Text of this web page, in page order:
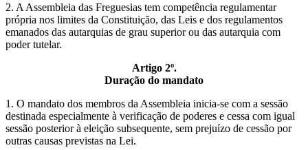
2. A Assembleia das Freguesias tem competência regulamentar
própria nos limites da Constituição, das Leis e dos regulamentos
emanados das autarquias de grau superior ou das autarquia com
poder tutelar.
Artigo 2º.
Duração do mandato
1. O mandato dos membros da Assembleia inicia-se com a sessão
destinada especialmente à verificação de poderes e cessa com igual
sessão posterior à eleição subsequente, sem prejuízo de cessão por
outras causas previstas na Lei.